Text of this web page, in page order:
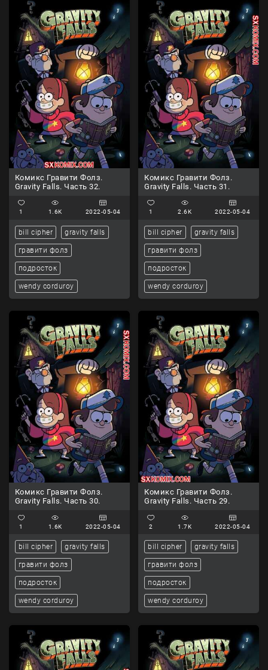
Комикс Гравити Фолз.
Gravity Falls. Часть 32.
1 1.6K 2022-05-04
bill cipher gravity falls
гравити фолз
подросток
wendy corduroy
Комикс Гравити Фолз.
Gravity Falls. Часть 31.
1 2.6K 2022-05-04
bill cipher gravity falls
гравити фолз
подросток
wendy corduroy
Комикс Гравити Фолз.
Gravity Falls. Часть 30.
1 1.6K 2022-05-04
bill cipher gravity falls
гравити фолз
подросток
wendy corduroy
Комикс Гравити Фолз.
Gravity Falls. Часть 29.
2 1.7K 2022-05-04
bill cipher gravity falls
гравити фолз
подросток
wendy corduroy